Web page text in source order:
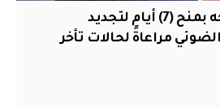
وزير الاتصالات يوجه بمنح (7) أيام لتجديد
مراعاةً لحالات تأخر